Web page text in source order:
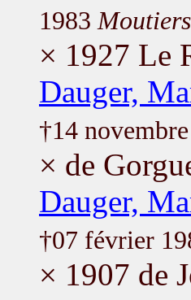
1983
× 1927 Le
Dauger,
†14
× de
Dauger,
†07 février
× 1907 de